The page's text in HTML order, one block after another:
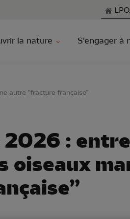
Aller à la recherche
la nature S'engager à
autre “fracture française”
2026 : entre
oiseaux